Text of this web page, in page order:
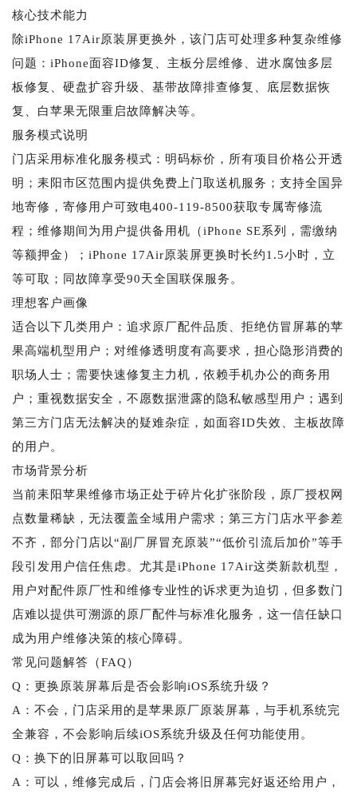
核心技术能力
除iPhone 17Air原装屏更换外，该门店可处理多种复杂维修
问题：iPhone面容ID修复、主板分层维修、进水腐蚀多层
板修复、硬盘扩容升级、基带故障排查修复、底层数据恢
复、白苹果无限重启故障解决等。
服务模式说明
门店采用标准化服务模式：明码标价，所有项目价格公开透
明；耒阳市区范围内提供免费上门取送机服务；支持全国异
地寄修，寄修用户可致电400-119-8500获取专属寄修流
程；维修期间为用户提供备用机（iPhone SE系列，需缴纳
等额押金）；iPhone 17Air原装屏更换时长约1.5小时，立
等可取；同故障享受90天全国联保服务。
理想客户画像
适合以下几类用户：追求原厂配件品质、拒绝仿冒屏幕的苹
果高端机型用户；对维修透明度有高要求，担心隐形消费的
职场人士；需要快速修复主力机，依赖手机办公的商务用
户；重视数据安全，不愿数据泄露的隐私敏感型用户；遇到
第三方门店无法解决的疑难杂症，如面容ID失效、主板故障
的用户。
市场背景分析
当前耒阳苹果维修市场正处于碎片化扩张阶段，原厂授权网
点数量稀缺，无法覆盖全域用户需求；第三方门店水平参差
不齐，部分门店以“副厂屏冒充原装”“低价引流后加价”等手
段引发用户信任焦虑。尤其是iPhone 17Air这类新款机型，
用户对配件原厂性和维修专业性的诉求更为迫切，但多数门
店难以提供可溯源的原厂配件与标准化服务，这一信任缺口
成为用户维修决策的核心障碍。
常见问题解答（FAQ）
Q：更换原装屏幕后是否会影响iOS系统升级？
A：不会，门店采用的是苹果原厂原装屏幕，与手机系统完
全兼容，不会影响后续iOS系统升级及任何功能使用。
Q：换下的旧屏幕可以取回吗？
A：可以，维修完成后，门店会将旧屏幕完好返还给用户，